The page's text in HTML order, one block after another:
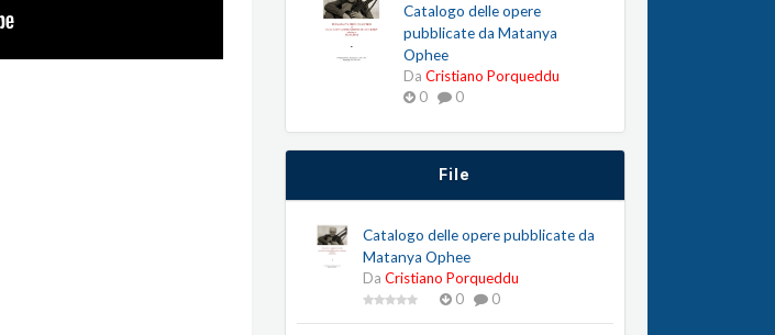
Catalogo delle opere
pubblicate da Matanya
Ophee
Da Cristiano Porqueddu
0
0
File
Catalogo delle opere pubblicate da
Matanya Ophee
Da Cristiano Porqueddu
0
0